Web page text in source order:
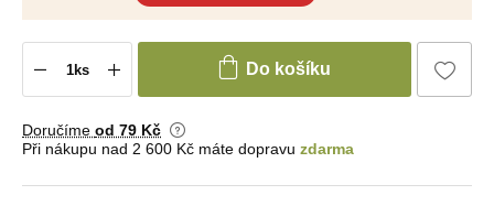
Do košíku
Doručíme od 79 Kč
Při nákupu nad 2 600 Kč máte dopravu zdarma